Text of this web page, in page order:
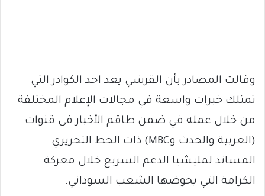
وقالت المصادر بأن القرشي يعد احد الكوادر التي
تمتلك خبرات واسعة في مجالات الإعلام المختلفة
من خلال عمله في ضمن طاقم الأخبار في قنوات
(العربية والحدث وMBC) ذات الخط التحريري
المساند لمليشيا الدعم السريع خلال معركة
الكرامة التي يخوضها الشعب السوداني.